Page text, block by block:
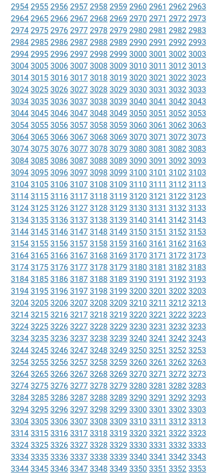
2954 2955 2956 2957 2958 2959 2960 2961 2962 2963
2964 2965 2966 2967 2968 2969 2970 2971 2972 2973
2974 2975 2976 2977 2978 2979 2980 2981 2982 2983
2984 2985 2986 2987 2988 2989 2990 2991 2992 2993
2994 2995 2996 2997 2998 2999 3000 3001 3002 3003
3004 3005 3006 3007 3008 3009 3010 3011 3012 3013
3014 3015 3016 3017 3018 3019 3020 3021 3022 3023
3024 3025 3026 3027 3028 3029 3030 3031 3032 3033
3034 3035 3036 3037 3038 3039 3040 3041 3042 3043
3044 3045 3046 3047 3048 3049 3050 3051 3052 3053
3054 3055 3056 3057 3058 3059 3060 3061 3062 3063
3064 3065 3066 3067 3068 3069 3070 3071 3072 3073
3074 3075 3076 3077 3078 3079 3080 3081 3082 3083
3084 3085 3086 3087 3088 3089 3090 3091 3092 3093
3094 3095 3096 3097 3098 3099 3100 3101 3102 3103
3104 3105 3106 3107 3108 3109 3110 3111 3112 3113
3114 3115 3116 3117 3118 3119 3120 3121 3122 3123
3124 3125 3126 3127 3128 3129 3130 3131 3132 3133
3134 3135 3136 3137 3138 3139 3140 3141 3142 3143
3144 3145 3146 3147 3148 3149 3150 3151 3152 3153
3154 3155 3156 3157 3158 3159 3160 3161 3162 3163
3164 3165 3166 3167 3168 3169 3170 3171 3172 3173
3174 3175 3176 3177 3178 3179 3180 3181 3182 3183
3184 3185 3186 3187 3188 3189 3190 3191 3192 3193
3194 3195 3196 3197 3198 3199 3200 3201 3202 3203
3204 3205 3206 3207 3208 3209 3210 3211 3212 3213
3214 3215 3216 3217 3218 3219 3220 3221 3222 3223
3224 3225 3226 3227 3228 3229 3230 3231 3232 3233
3234 3235 3236 3237 3238 3239 3240 3241 3242 3243
3244 3245 3246 3247 3248 3249 3250 3251 3252 3253
3254 3255 3256 3257 3258 3259 3260 3261 3262 3263
3264 3265 3266 3267 3268 3269 3270 3271 3272 3273
3274 3275 3276 3277 3278 3279 3280 3281 3282 3283
3284 3285 3286 3287 3288 3289 3290 3291 3292 3293
3294 3295 3296 3297 3298 3299 3300 3301 3302 3303
3304 3305 3306 3307 3308 3309 3310 3311 3312 3313
3314 3315 3316 3317 3318 3319 3320 3321 3322 3323
3324 3325 3326 3327 3328 3329 3330 3331 3332 3333
3334 3335 3336 3337 3338 3339 3340 3341 3342 3343
3344 3345 3346 3347 3348 3349 3350 3351 3352 3353